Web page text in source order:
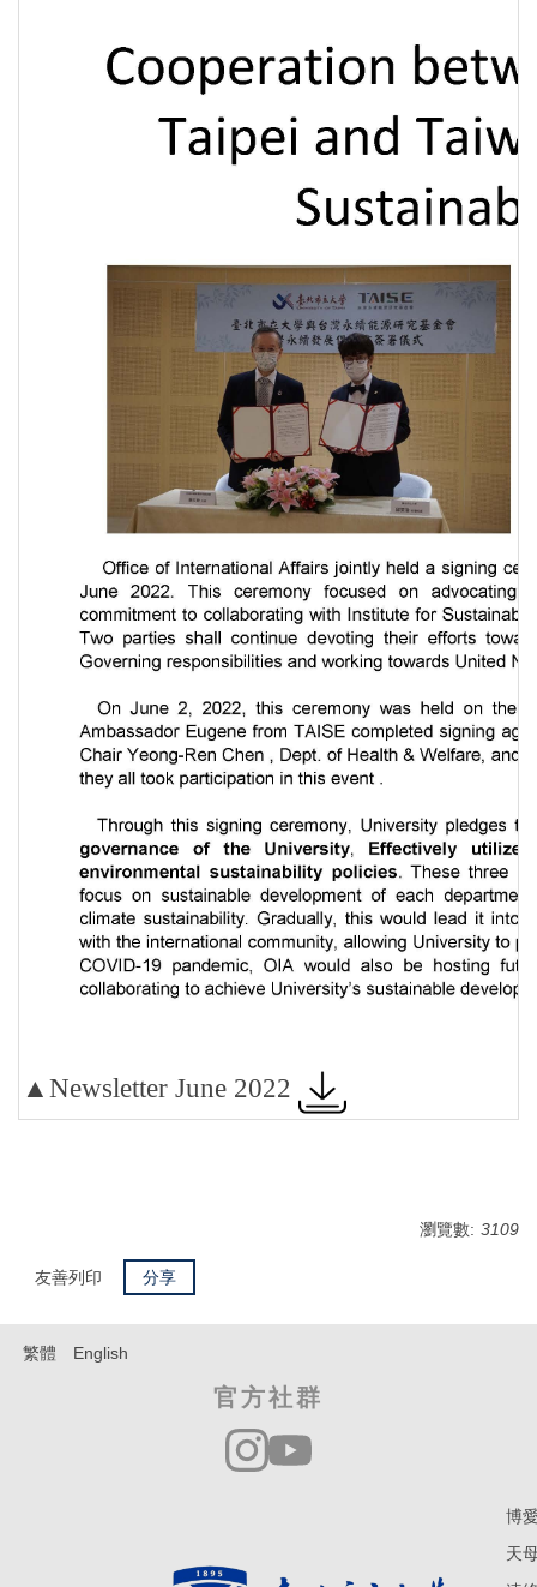
▲Newsletter June 2022
瀏覽數: 3109
友善列印 分享
繁體 English
官方社群
博
天